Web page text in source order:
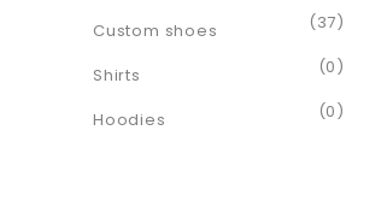
Custom shoes (37)
Shirts (0)
Hoodies (0)